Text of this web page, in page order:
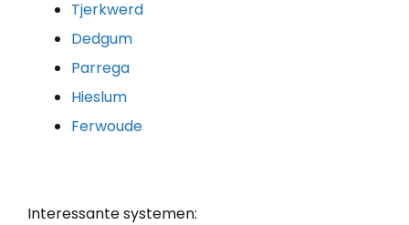
Tjerkwerd
Dedgum
Parrega
Hieslum
Ferwoude
Interessante systemen: